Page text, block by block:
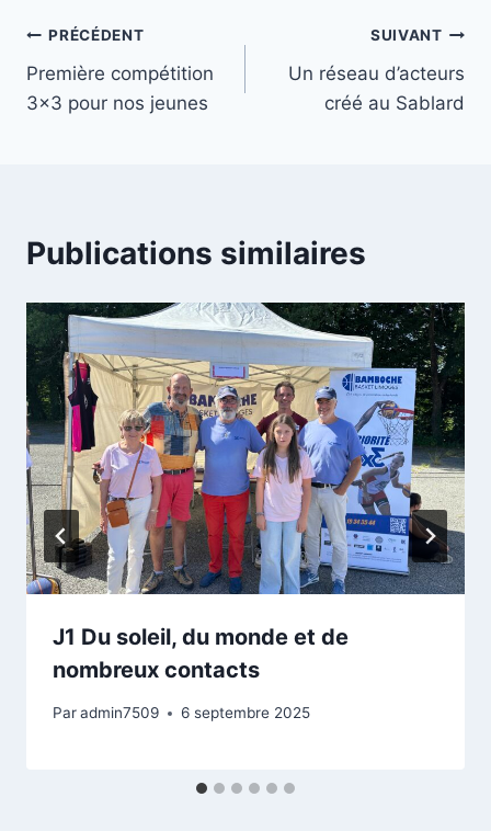
Navigation
de
PRÉCÉDENT
Première compétition
3×3 pour nos jeunes
SUIVANT
Un réseau d’acteurs
créé au Sablard
Publications similaires
J1 Du soleil, du monde et de
nombreux contacts
Paradmin7509 6 septembre 2025